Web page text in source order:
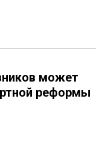
может
реформы